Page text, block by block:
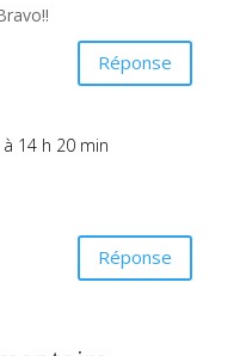
Réponse
14 h 20 min
Réponse